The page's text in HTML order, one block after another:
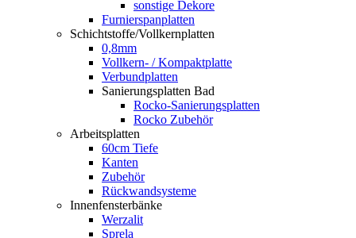
sonstige Dekore
Furnierspanplatten
Schichtstoffe/Vollkernplatten
0,8mm
Vollkern- / Kompaktplatte
Verbundplatten
Sanierungsplatten Bad
Rocko-Sanierungsplatten
Rocko Zubehör
Arbeitsplatten
60cm Tiefe
Kanten
Zubehör
Rückwandsysteme
Innenfensterbänke
Werzalit
Sprela